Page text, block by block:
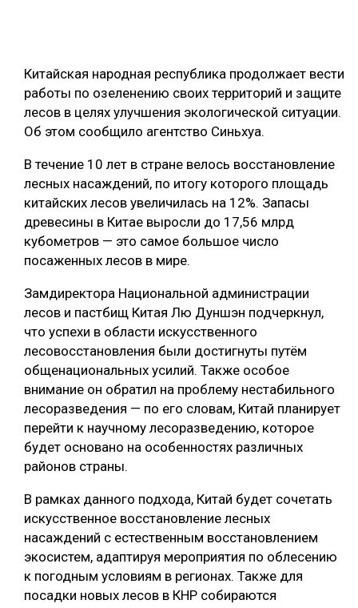
БИОЭНЕРГЕТИКА
ЛЕСОВОССТАНОВЛЕНИЕ И ЗАЩИТА
ЛОГИСТИКА
ПРОИЗВОДСТВО ДРЕВЕСНЫХ ПЛИТ
КОМПЛЕКСНАЯ ПЕРЕРАБОТКА
ЛЕСОПИЛЕНИЕ
ДЕРЕВЯННОЕ ДОМОСТРОЕНИЕ
БЕЗОПАСНОЕ ПРОИЗВОДСТВО
СОРТИРОВКА ДРЕВЕСИНЫ
СУШКА ДРЕВЕСИНЫ
МЕБЕЛЬНОЕ ПРОИЗВОДСТВО
Китайская народная республика продолжает вести
работы по озеленению своих территорий и защите
лесов в целях улучшения экологической ситуации.
Об этом сообщило агентство Синьхуа.
В течение 10 лет в стране велось восстановление
лесных насаждений, по итогу которого площадь
китайских лесов увеличилась на 12%. Запасы
древесины в Китае выросли до 17,56 млрд
кубометров — это самое большое число
посаженных лесов в мире.
Замдиректора Национальной администрации
лесов и пастбищ Китая Лю Дуншэн подчеркнул,
что успехи в области искусственного
лесовосстановления были достигнуты путём
общенациональных усилий. Также особое
внимание он обратил на проблему нестабильного
лесоразведения — по его словам, Китай планирует
перейти к научному лесоразведению, которое
будет основано на особенностях различных
районов страны.
В рамках данного подхода, Китай будет сочетать
искусственное восстановление лесных
насаждений с естественным восстановлением
экосистем, адаптируя мероприятия по облесению
к погодным условиям в регионах. Также для
посадки новых лесов в КНР собираются